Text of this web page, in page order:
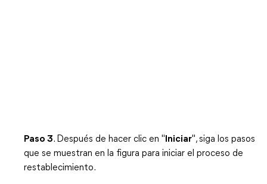
Paso 3. Después de hacer clic en " Iniciar", siga los pasos
que se muestran en la figura para iniciar el proceso de
restablecimiento.